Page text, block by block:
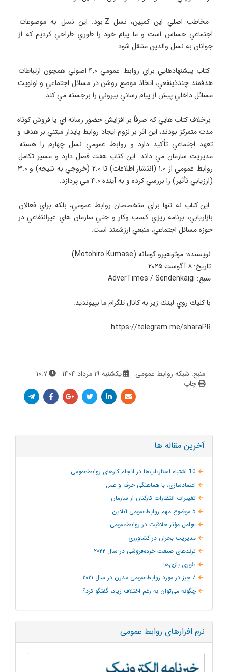
مخاطب اصلي اين كمپين، نسل Z بود. اين نسل به موضوعات
اجتماعي حساس است و ما پيام خود را طوري طراحي كرديم كه از
كتاب پيشنهادهايي براي روابط عمومي ۴,۰ اصولي همچون ارتباطات
هدفمند چندذينفعي، اتخاذ موضع روشن در مسائل اجتماعي و اولويت
برخلاف كتاب هايي كه صرفاً بر افزايش حضور رسانه اي يا فروش كوتاه
مدت متمركز بودند، اين اثر بر لزوم ايجاد روابط پايدار مبتني بر هدف و
تعهد اجتماعي تأكيد دارد و روابط عمومي نسل چهارم را هسته
مديريت سازمان مي داند. اين كتاب هفت فصل دارد و مسير تكامل
اين كتاب نه تنها براي متخصصان روابط عمومي، بلكه براي فعالان
بازاريابي، برنامه ريزي كسب وكار و حتي سازمان هاي غيرانتفاعي در
منبع: شبکه روابط عمومی یکشنبه ۱۹ مرداد ۱۴۰۴
۱۰:۷
چاپ
آخرین مقاله ها
10 اشتباه استارتاپ‌ها در انجام کارهای روابط‌عمومی
اعتمادسازی، با هماهنگی حرف و عمل
تغییرات انتظارات کارکنان از سازمان
5 موضوع مهم روابط‌عمومی آنلاین
عوامل مؤثر خلاقیت در روابط‌عمومی
مدیریت بحران در کشاورزی
ترند‌های صنعت خرده‌فروشی در سال ۲۰۲۲
تئوری بازی‌ها
7 چیز در مورد روابط‌عمومی مدرن در سال ۲۰۲۱
چگونه می‌توان به‌ رغم اختلاف زیاد، گفتگو کرد؟
نرم افزارهای روابط عمومی